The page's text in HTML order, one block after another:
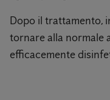
Dopo il trattamento,
tornare alla normale
efficacemente